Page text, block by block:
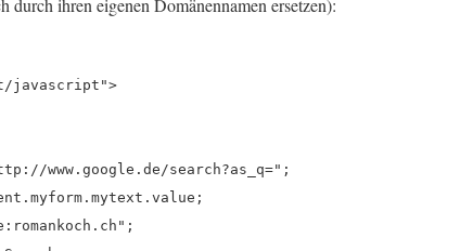
durch ihren eigenen Domänennamen ersetzen):
javascript">
www.google.de/search?as_q=";